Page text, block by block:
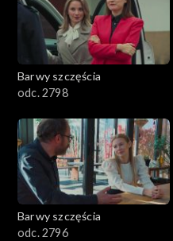
2801–2900
2701–2800
2501–2600
2401–2500
2301–2400
Barwy szczęścia
odc. 2798
Barwy szczęścia
odc. 2796